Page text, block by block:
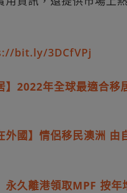
bit.ly/3DCfVPj
】2022年全球最適合移
外國】情侶移民澳洲 由
永久離港領取MPF 按年